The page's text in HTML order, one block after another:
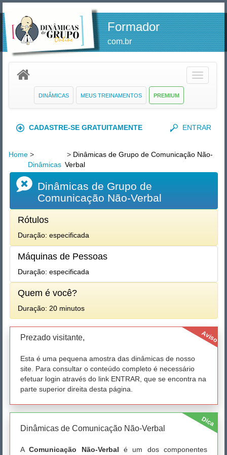
Formador
com.br
Toggle
PREMIUM
MEUS TREINAMENTOS
DINÂMICAS
CADASTRE-SE GRATUITAMENTE ENTRAR
Home >
Dinâmicas
> Dinâmicas de Grupo de Comunicação Não-
Verbal
Dinâmicas de Grupo de
Comunicação Não-Verbal
Rótulos
Duração: especificada
Máquinas de Pessoas
Duração: especificada
Quem é você?
Duração: 20 minutos
Aviso
Prezado visitante,
Esta é uma pequena amostra das dinâmicas de nosso
site. Para consultar o conteúdo completo é necessário
efetuar login através do link ENTRAR, que se encontra na
parte superior direita desta página.
Dica
Dinâmicas de Comunicação Não-Verbal
AComunicação Não-Verbal é um dos componentes